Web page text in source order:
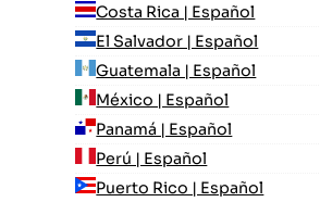
Costa Rica | Español
El Salvador | Español
Guatemala | Español
México | Español
Panamá | Español
Perú | Español
Puerto Rico | Español